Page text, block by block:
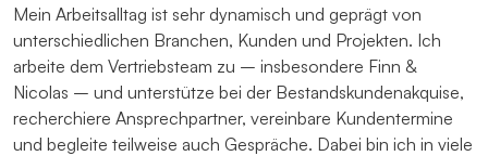
Mein Arbeitsalltag ist sehr dynamisch und geprägt von
unterschiedlichen Branchen, Kunden und Projekten. Ich
arbeite dem Vertriebsteam zu – insbesondere Finn &
Nicolas – und unterstütze bei der Bestandskundenakquise,
recherchiere Ansprechpartner, vereinbare Kundentermine
und begleite teilweise auch Gespräche. Dabei bin ich in viele